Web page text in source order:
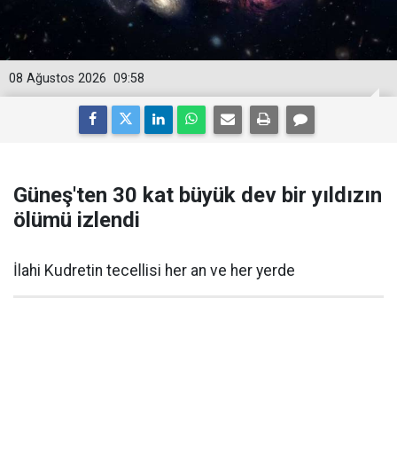
09:58
08 Ağustos 2026
Güneş'ten 30 kat büyük dev bir yıldızın
ölümü izlendi
İlahi Kudretin tecellisi her an ve her yerde